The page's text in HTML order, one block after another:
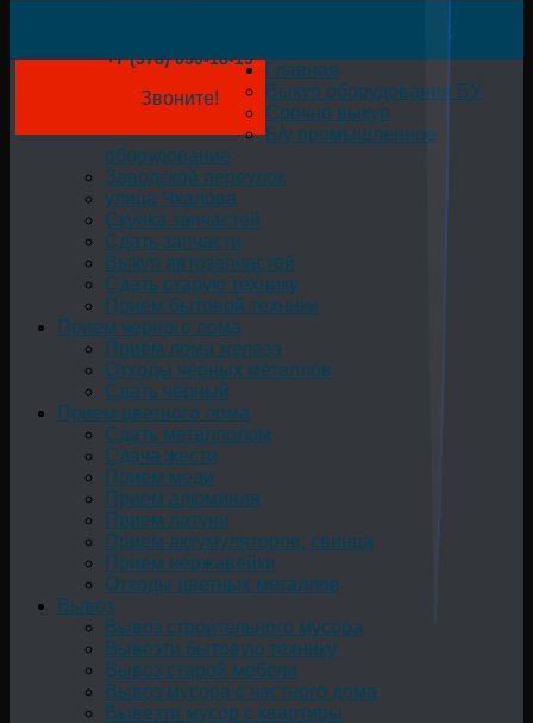
+7 (978) 050-18-19
Звоните!
Главная
Выкуп оборудования БУ
Срочно выкуп
Б/у промышленное
оборудование
Заводской переулок
улица Чкалова
Скупка запчастей
Сдать запчасти
Выкуп автозапчастей
Сдать старую технику
Прием бытовой техники
Прием черного лома
Приём лома железа
Отходы черных металлов
Сдать чёрный
Прием цветного лома
Сдать металлолом
Сдача жести
Прием меди
Прием алюминия
Прием латуни
Прием аккумуляторов, свинца
Прием нержавейки
Отходы цветных металлов
Вывоз
Вывоз строительного мусора
Вывезти бытовую технику
Вывоз старой мебели
Вывоз мусора с частного дома
Вывезти мусор с квартиры